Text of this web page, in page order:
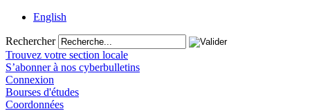
English
Rechercher
Trouvez votre section locale
S’abonner à nos cyberbulletins
Connexion
Bourses d'études
Coordonnées